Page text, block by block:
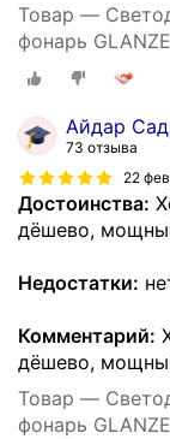
Товар —
фонарь
Айдар
73 отзыва
22
Достоинства:
дёшево,
Недостатки:
Комментарий:
дёшево,
Товар —
фонарь